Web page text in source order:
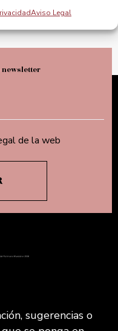
Aviso Legal
newsletter
de la web
sugerencias o